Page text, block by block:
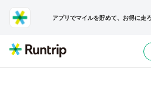
アプリでマイルを貯めて、お得に走